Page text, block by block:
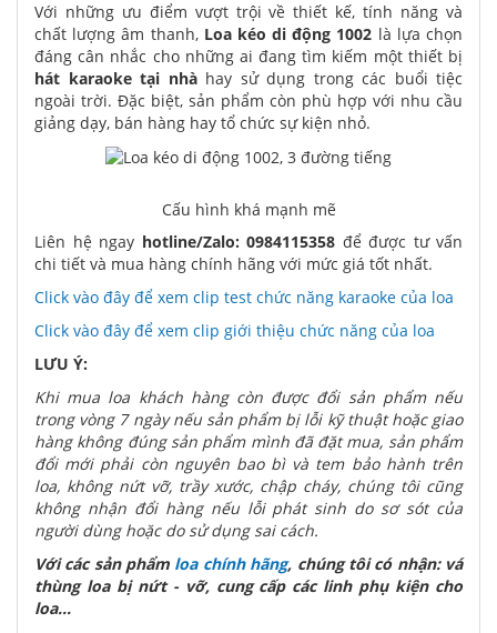
Với những ưu điểm vượt trội về thiết kế, tính năng và
chất lượng âm thanh, Loa kéo di động 1002 là lựa chọn
đáng cân nhắc cho những ai đang tìm kiếm một thiết bị
hát karaoke tại nhàhay sử dụng trong các buổi tiệc
ngoài trời. Đặc biệt, sản phẩm còn phù hợp với nhu cầu
giảng dạy, bán hàng hay tổ chức sự kiện nhỏ.
Cấu hình khá mạnh mẽ
Liên hệ ngay hotline/Zalo: 0984115358 để được tư vấn
chi tiết và mua hàng chính hãng với mức giá tốt nhất.
Click vào đây để xem clip test chức năng karaoke của loa
Click vào đây để xem clip giới thiệu chức năng của loa
LƯU Ý:
Khi mua loa khách hàng còn được đổi sản phẩm nếu
trong vòng 7 ngày nếu sản phẩm bị lỗi kỹ thuật hoặc giao
hàng không đúng sản phẩm mình đã đặt mua, sản phẩm
đổi mới phải còn nguyên bao bì và tem bảo hành trên
loa, không nứt vỡ, trầy xước, chập cháy, chúng tôi cũng
không nhận đổi hàng nếu lỗi phát sinh do sơ sót của
người dùng hoặc do sử dụng sai cách.
Với các sản phẩm loa chính hãng, chúng tôi có nhận: vá
thùng loa bị nứt - vỡ, cung cấp các linh phụ kiện cho
loa...